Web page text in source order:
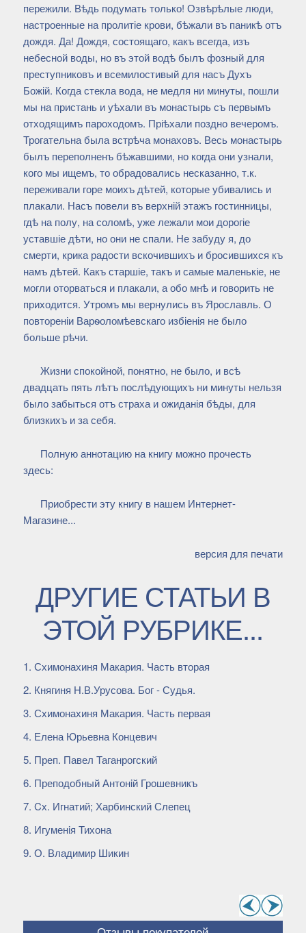
пережили. Вѣдь подумать только! Озвѣрѣлые люди,
настроенные на пролитіе крови, бѣжали въ паникѣ отъ
дождя. Да! Дождя, состоящаго, какъ всегда, изъ
небесной воды, но въ этой водѣ былъ фозный для
преступниковъ и всемилостивый для насъ Духъ
Божій. Когда стекла вода, не медля ни минуты, пошли
мы на пристань и уѣхали въ монастырь съ первымъ
отходящимъ пароходомъ. Пріѣхали поздно вечеромъ.
Трогательна была встрѣча монаховъ. Весь монастырь
былъ переполненъ бѣжавшими, но когда они узнали,
кого мы ищемъ, то обрадовались несказанно, т.к.
переживали горе моихъ дѣтей, которые убивались и
плакали. Насъ повели въ верхній этажъ гостинницы,
гдѣ на полу, на соломѣ, уже лежали мои дорогіе
уставшіе дѣти, но они не спали. Не забуду я, до
смерти, крика радости вскочившихъ и бросившихся къ
намъ дѣтей. Какъ старшіе, такъ и самые маленькіе, не
могли оторваться и плакали, а обо мнѣ и говорить не
приходится. Утромъ мы вернулись въ Ярославль. О
повтореніи Варѳоломѣевскаго избіенія не было
больше рѣчи.
Жизни спокойной, понятно, не было, и всѣ
двадцать пять лѣтъ послѣдующихъ ни минуты нельзя
было забыться отъ страха и ожиданія бѣды, для
близкихъ и за себя.
Полную аннотацию на книгу можно прочесть
здесь:
Приобрести эту книгу в нашем Интернет-
Магазине...
версия для печати
ДРУГИЕ СТАТЬИ В
ЭТОЙ РУБРИКЕ...
Схимонахиня Макария. Часть вторая
Княгиня Н.В.Урусова. Бог - Судья.
Схимонахиня Макария. Часть первая
Елена Юрьевна Концевич
Преп. Павел Таганрогский
Преподобный Антонiй Грошевникъ
Cх. Игнатий; Харбинский Слепец
Игуменiя Тихона
О. Владимир Шикин